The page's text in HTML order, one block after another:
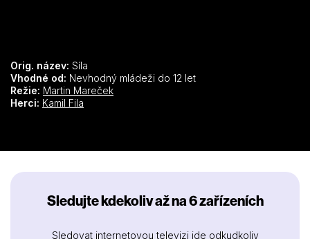
Orig. název: Síla
Vhodné od: Nevhodný mládeži do 12 let
Režie: Martin Mareček
Herci: Kamil Fila
Sledujte kdekoliv až na 6 zařízeních
Sledovat internetovou televizi jde odkudkoliv